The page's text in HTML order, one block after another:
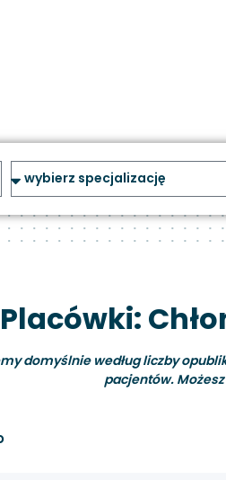
Placówki:
domyślnie według liczby
pacjentów.